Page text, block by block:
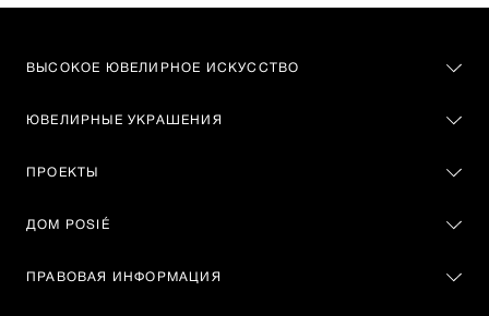
ВЫСОКОЕ ЮВЕЛИРНОЕ ИСКУССТВО
ЮВЕЛИРНЫЕ УКРАШЕНИЯ
ПРОЕКТЫ
ДОМ POSIÉ
ПРАВОВАЯ ИНФОРМАЦИЯ